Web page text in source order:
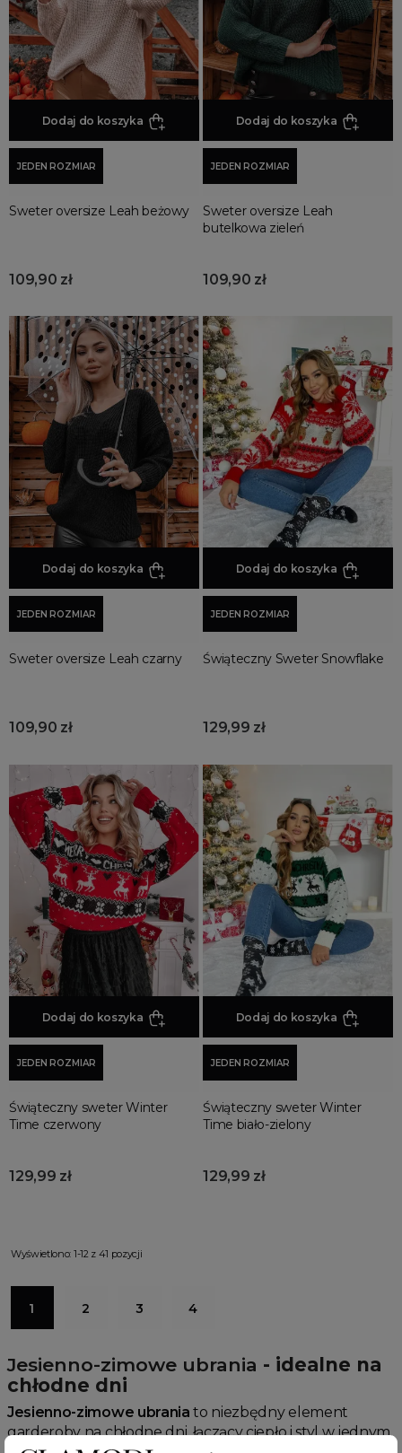
Dodaj do koszyka
JEDEN ROZMIAR
Sweter oversize Leah beżowy
109,90 zł
Dodaj do koszyka
JEDEN ROZMIAR
Sweter oversize Leah
butelkowa zieleń
109,90 zł
Dodaj do koszyka
JEDEN ROZMIAR
Sweter oversize Leah czarny
109,90 zł
Dodaj do koszyka
JEDEN ROZMIAR
Świąteczny Sweter Snowflake
129,99 zł
Dodaj do koszyka
JEDEN ROZMIAR
Świąteczny sweter Winter
Time czerwony
129,99 zł
Dodaj do koszyka
JEDEN ROZMIAR
Świąteczny sweter Winter
Time biało-zielony
129,99 zł
Wyświetlono: 1-12 z 41 pozycji
1 2 3 4
Jesienno-zimowe ubrania - idealne na
chłodne dni
Jesienno-zimowe ubrania to niezbędny element
garderoby na chłodne dni, łączący ciepło i styl w jednym.